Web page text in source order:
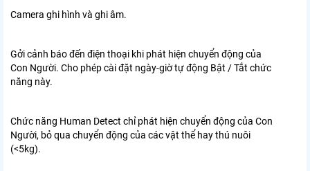
Camera ghi hình và ghi âm.
Gởi cảnh báo đến điện thoại khi phát hiện chuyển động của
Con Người. Cho phép cài đặt ngày-giờ tự động Bật / Tắt chức
năng này.
Chức năng Human Detect chỉ phát hiện chuyển động của Con
Người, bỏ qua chuyển động của các vật thể hay thú nuôi
(<5kg).